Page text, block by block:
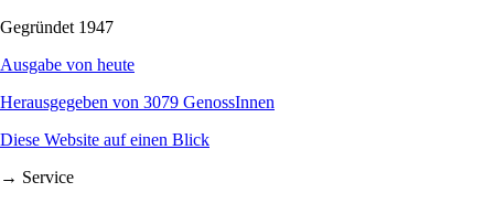
Gegründet 1947
Ausgabe von heute
Herausgegeben von 3079 GenossInnen
Diese Website auf einen Blick
→ Service